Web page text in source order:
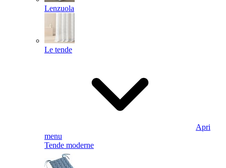
Lenzuola
Le tende
Apri
menu
Tende moderne